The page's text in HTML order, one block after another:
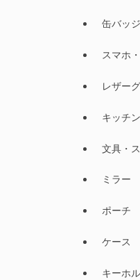
缶バッジ
スマホ
レザー
キッチ
文具・
ミラー
ポーチ
ケース
キーホ